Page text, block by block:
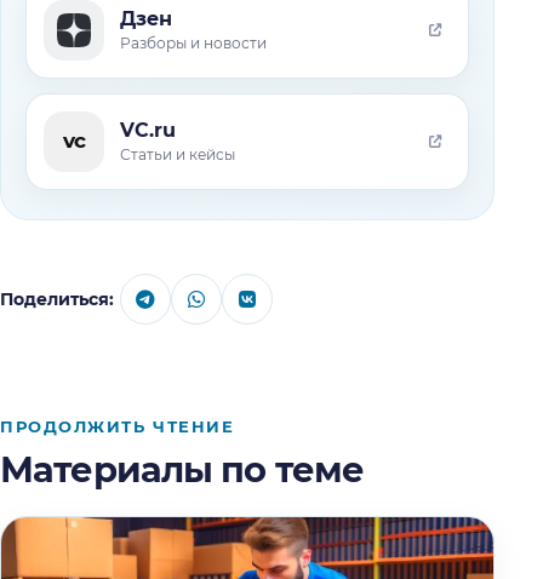
Дзен
Разборы и новости
vc VC.ru
Статьи и кейсы
Поделиться:
ПРОДОЛЖИТЬ ЧТЕНИЕ
Материалы по теме